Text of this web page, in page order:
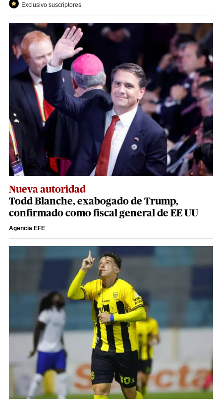
Exclusivo suscriptores
Nueva autoridad
Todd Blanche, exabogado de Trump,
confirmado como fiscal general de EE UU
Agencia EFE